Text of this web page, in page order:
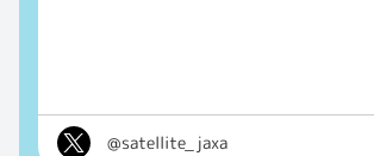
@satellite_jaxa